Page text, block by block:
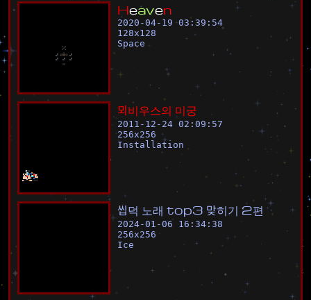
Heaven
2020-04-19 03:39:54
128x128
Space
뫼비우스의 미궁
2011-12-24 02:09:57
256x256
Installation
씹덕 노래 top3 맞히기 2편
2024-01-06 16:34:38
256x256
Ice